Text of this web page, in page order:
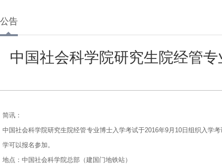
公告
中国社会科学院研究生院经管
简讯：
中国社会科学院研究生院经管专业博士入学考试于2016年9月10日组织入学
学可以报名参加。
地点：中国社会科学院总部（建国门地铁站）